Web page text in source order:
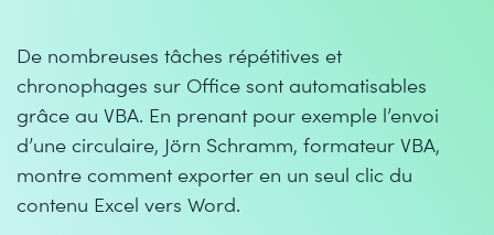
De nombreuses tâches répétitives et
chronophages sur Office sont automatisables
grâce au VBA. En prenant pour exemple l’envoi
d’une circulaire, Jörn Schramm, formateur VBA,
montre comment exporter en un seul clic du
contenu Excel vers Word.